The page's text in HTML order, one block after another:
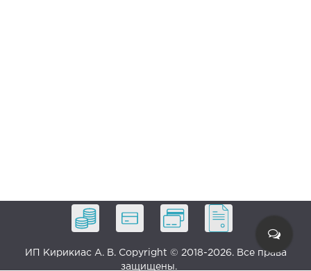
ИП Кирикиас А. В. Copyright © 2018-2026. Все права
защищены.